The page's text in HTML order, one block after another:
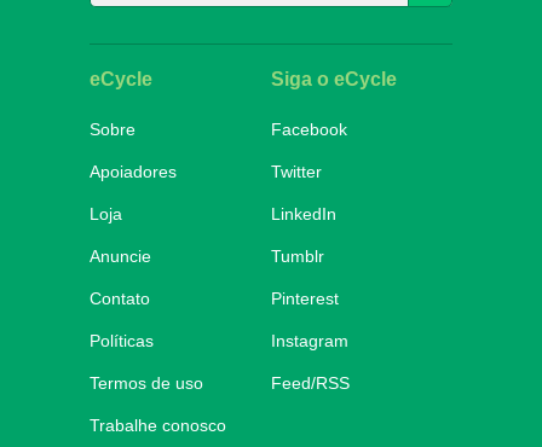
eCycle
Sobre
Apoiadores
Loja
Anuncie
Contato
Políticas
Termos de uso
Trabalhe conosco
Siga o eCycle
Facebook
Twitter
LinkedIn
Tumblr
Pinterest
Instagram
Feed/RSS